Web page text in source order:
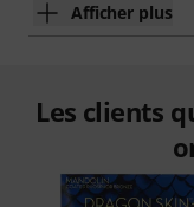
Afficher plus
Les clients